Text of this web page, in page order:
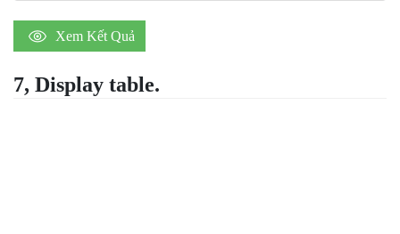
Xem Kết Quả
7, Display table.